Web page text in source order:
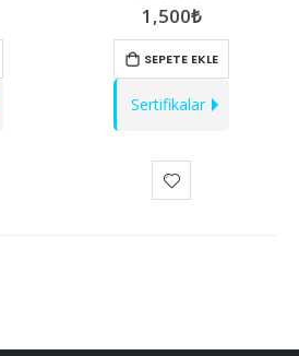
0out of 5
1,500₺
SEPETE EKLE
Sertifikalar